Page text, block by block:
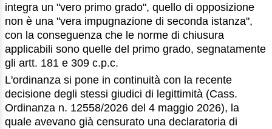
integra un "vero primo grado", quello di opposizione
non è una "vera impugnazione di seconda istanza",
con la conseguenza che le norme di chiusura
applicabili sono quelle del primo grado, segnatamente
gli artt. 181 e 309 c.p.c.
L'ordinanza si pone in continuità con la recente
decisione degli stessi giudici di legittimità (Cass.
Ordinanza n. 12558/2026 del 4 maggio 2026), la
quale avevano già censurato una declaratoria di